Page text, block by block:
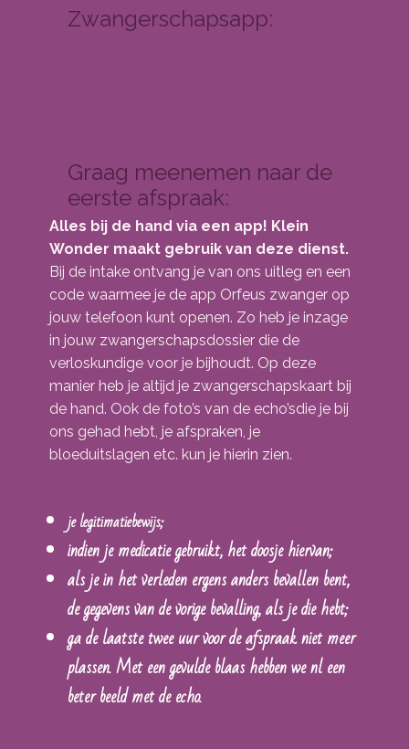
Zwangerschapsapp:
Graag meenemen naar de
eerste afspraak:
Alles bij de hand via een app! Klein
Wonder maakt gebruik van deze dienst.
Bij de intake ontvang je van ons uitleg en een
code waarmee je de app Orfeus zwanger op
jouw telefoon kunt openen. Zo heb je inzage
in jouw zwangerschapsdossier die de
verloskundige voor je bijhoudt. Op deze
manier heb je altijd je zwangerschapskaart bij
de hand. Ook de foto’s van de echo’sdie je bij
ons gehad hebt, je afspraken, je
bloeduitslagen etc. kun je hierin zien.
je legitimatiebewijs;
indien je medicatie gebruikt, het doosje hiervan;
als je in het verleden ergens anders bevallen bent,
de gegevens van de vorige bevalling, als je die hebt;
ga de laatste twee uur voor de afspraak niet meer
plassen. Met een gevulde blaas hebben we nl een
beter beeld met de echo.